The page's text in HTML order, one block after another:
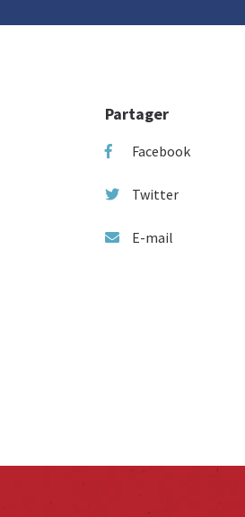
Partager
Facebook
Twitter
E-mail